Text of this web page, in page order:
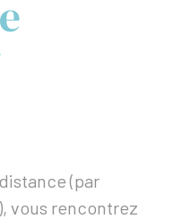
(par
vous rencontrez